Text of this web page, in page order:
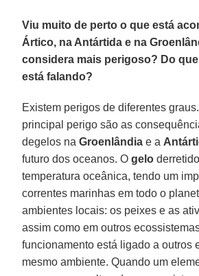
Viu muito de perto o que está
Ártico, na Antártida e na
considera mais perigoso? Do
está falando?
Existem perigos de diferentes
principal perigo são as
degelos naGroenlândia e a
futuro dos oceanos. Ogelo
temperatura oceânica, tendo um
correntes marinhas em todo o
ambientes locais: os peixes e as
assim como em outros
funcionamento está ligado a outros
mesmo ambiente. Quando um